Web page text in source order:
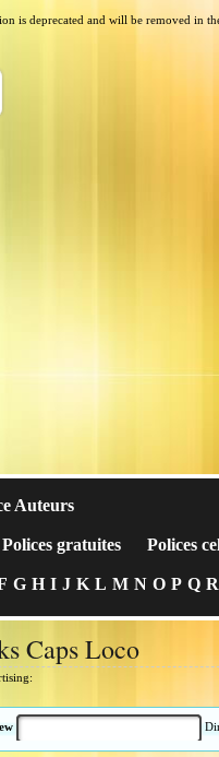
is deprecated and will be removed in
Auteurs
Polices gratuites Polices
G H I J K L M N O P Q R
Caps Loco